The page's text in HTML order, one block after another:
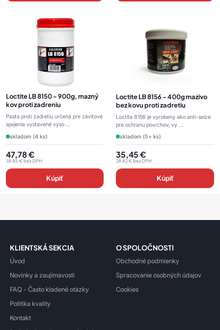
Loctite LB 8150 - 900g, mazný
kov proti zadreniu
Pasta proti zadretiu určená pre závitové
spojenia vystavené vyso ...
skladom (4 ks)
47,78€
38,85 €bez DPH
Kúpiť
Loctite LB 8156 - 400g mazivo
bez kovu proti zadretiu
Loctite 8156 je vyrobený ako anti-seize
pre ochranu povrchov, vy ...
skladom (5+ ks)
35,45€
28,82€bez DPH
Kúpiť
KLIENTSKÁ SEKCIA
Úvod
Novinky a zaujímavosti
FAQ - Často kladené otázky
Politika kvality
Kontakt
O SPOLOČNOSTI
Obchodné podmienky
Spracovanie osobných údajov
Cookies